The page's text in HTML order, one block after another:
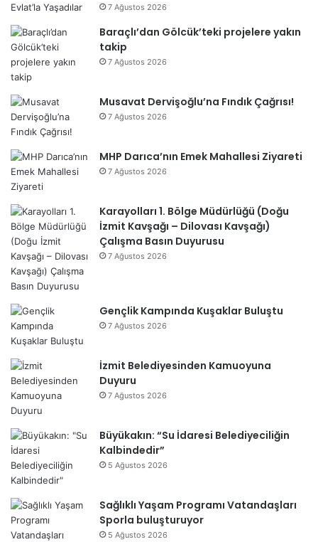
7 Ağustos 2026
Baraçlı’dan Gölcük’teki projelere yakın
takip
7 Ağustos 2026
Musavat Dervişoğlu’na Fındık Çağrısı!
7 Ağustos 2026
MHP Darıca’nın Emek Mahallesi Ziyareti
7 Ağustos 2026
Karayolları 1. Bölge Müdürlüğü (Doğu
İzmit Kavşağı – Dilovası Kavşağı)
Çalışma Basın Duyurusu
7 Ağustos 2026
Gençlik Kampında Kuşaklar Buluştu
7 Ağustos 2026
İzmit Belediyesinden Kamuoyuna
Duyuru
7 Ağustos 2026
Büyükakın: “Su İdaresi Belediyeciliğin
Kalbindedir”
5 Ağustos 2026
Sağlıklı Yaşam Programı Vatandaşları
Sporla buluşturuyor
5 Ağustos 2026